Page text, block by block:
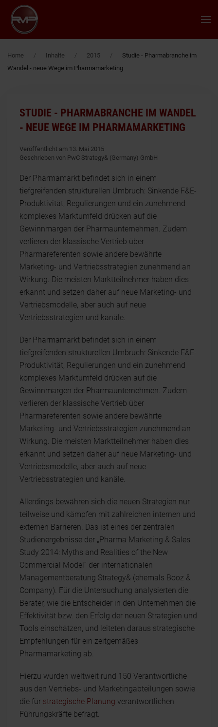
Zum Hauptinhalt springen
Home Inhalte 2015
Studie - Pharmabranche im
Wandel - neue Wege im Pharmamarketing
STUDIE - PHARMABRANCHE IM WANDEL
- NEUE WEGE IM PHARMAMARKETING
Veröffentlicht am 13. Mai 2015
Geschrieben von PwC Strategy& (Germany) GmbH
Der Pharmamarkt befindet sich in einem
tiefgreifenden strukturellen Umbruch: Sinkende F&E-
Produktivität, Regulierungen und ein zunehmend
komplexes Marktumfeld drücken auf die
Gewinnmargen der Pharmaunternehmen. Zudem
verlieren der klassische Vertrieb über
Pharmareferenten sowie andere bewährte
Marketing- und Vertriebsstrategien zunehmend an
Wirkung. Die meisten Marktteilnehmer haben dies
erkannt und setzen daher auf neue Marketing- und
Vertriebsmodelle, aber auch auf neue
Vertriebsstrategien und kanäle.
Der Pharmamarkt befindet sich in einem
tiefgreifenden strukturellen Umbruch: Sinkende F&E-
Produktivität, Regulierungen und ein zunehmend
komplexes Marktumfeld drücken auf die
Gewinnmargen der Pharmaunternehmen. Zudem
verlieren der klassische Vertrieb über
Pharmareferenten sowie andere bewährte
Marketing- und Vertriebsstrategien zunehmend an
Wirkung. Die meisten Marktteilnehmer haben dies
erkannt und setzen daher auf neue Marketing- und
Vertriebsmodelle, aber auch auf neue
Vertriebsstrategien und kanäle.
Allerdings bewähren sich die neuen Strategien nur
teilweise und kämpfen mit zahlreichen internen und
externen Barrieren. Das ist eines der zentralen
Studienergebnisse der „Pharma Marketing & Sales
Study 2014: Myths and Realities of the New
Commercial Model“ der internationalen
Managementberatung Strategy& (ehemals Booz &
Company). Für die Untersuchung analysierten die
Berater, wie die Entscheider in den Unternehmen die
Effektivität bzw. den Erfolg der neuen Strategien und
Tools einschätzen, und leiteten daraus strategische
Empfehlungen für ein zeitgemäßes
Pharmamarketing ab.
Hierzu wurden weltweit rund 150 Verantwortliche
aus den Vertriebs- und Marketingabteilungen sowie
die für strategische Planung verantwortlichen
Führungskräfte befragt.